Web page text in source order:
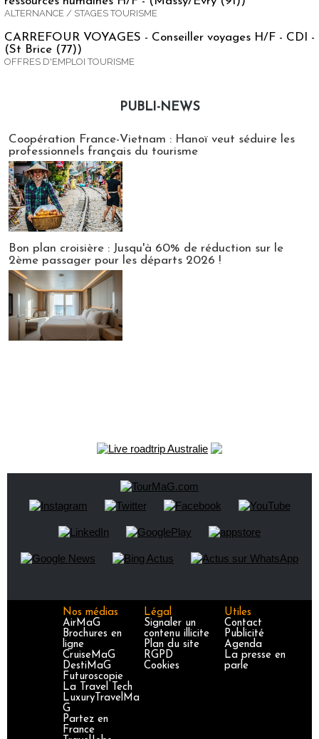
ALTERNANCE / STAGES TOURISME
CARREFOUR VOYAGES - Conseiller voyages H/F - CDI -
(St Brice (77))
OFFRES D'EMPLOI TOURISME
PUBLI-NEWS
Coopération France-Vietnam : Hanoï veut séduire les
professionnels français du tourisme
Bon plan croisière : Jusqu'à 60% de réduction sur le
2ème passager pour les départs 2026 !
Nos médias
AirMaG
Brochures en
ligne
CruiseMaG
DestiMaG
Futuroscopie
La Travel Tech
LuxuryTravelMa
G
Partez en
France
Légal
Signaler un
contenu illicite
Plan du site
RGPD
Cookies
Utiles
Contact
Publicité
Agenda
La presse en
parle